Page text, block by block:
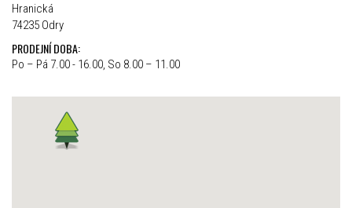
Hranická
74235 Odry
PRODEJNÍ DOBA:
Po – Pá 7.00 - 16.00, So 8.00 – 11.00